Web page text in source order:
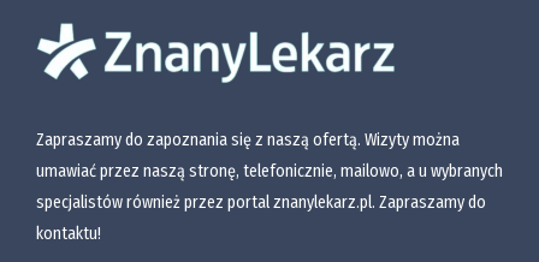
Zapraszamy do zapoznania się z naszą ofertą. Wizyty można
umawiać przez naszą stronę, telefonicznie, mailowo, a u wybranych
specjalistów również przez portal znanylekarz.pl. Zapraszamy do
kontaktu!